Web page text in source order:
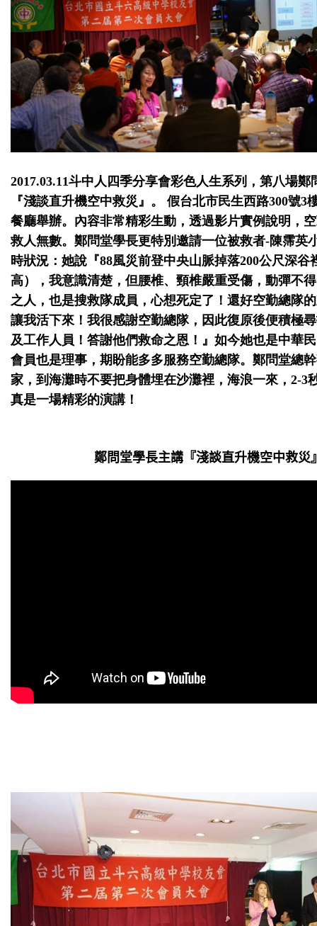
2017.03.11斗中人四季分享會彩色人生系列，第八場鄭
『淺談直升機空中救災』。 假台北市民生西路300號3
餐廳舉辦。內容非常精彩生動，透過影片實例說明，
救人無數。鄭問堂學長更特別邀請一位被救者-陳霈英
時狀況：她說『88風災前登中央山脈掉落200公尺深谷
高），我意識清楚，但腰椎、頸椎嚴重受傷，動彈不
之人，也是搜救隊成員，心想死定了！還好空勤總隊
讓我活下來！我很感謝空勤總隊，因此復原後便積極
及工作人員！答謝他們救命之恩！』如今她也是中華
會員也是理事，期盼能多多服務空勤總隊。鄭問堂總
家，到海灘時不要把身體埋在沙灘裡，海浪一來， 2-3
真是一場精彩的演講！
鄭問堂學長主講『淺談直升機空中救災